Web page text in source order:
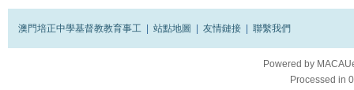
澳門培正中學基督教教育事工 站點地圖 友情鏈接 聯繫我們
Powered by
Processed in